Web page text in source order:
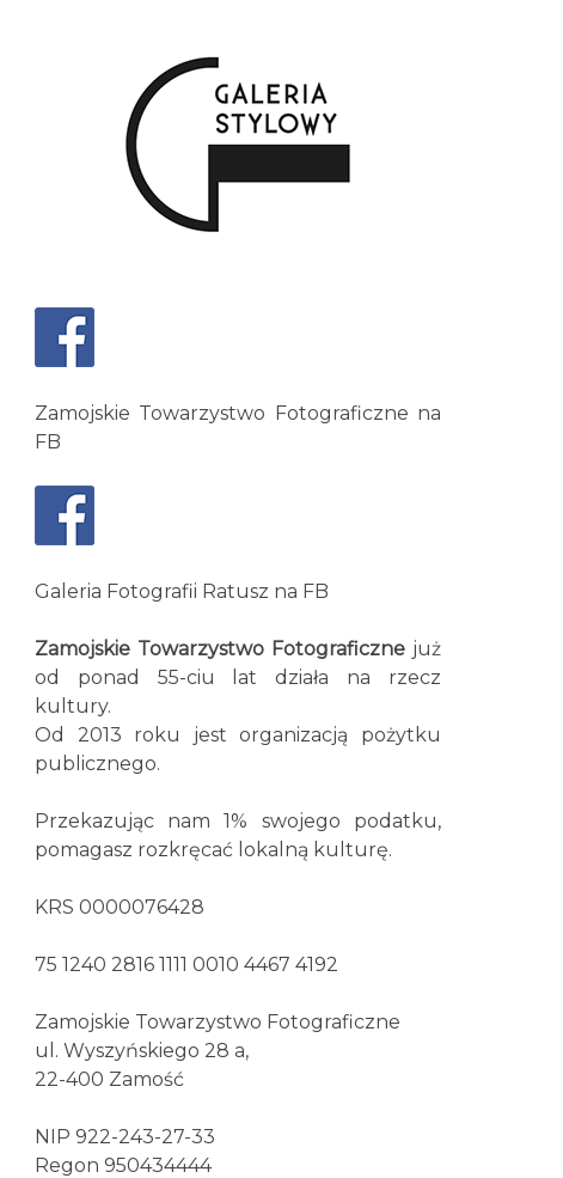
Zamojskie Towarzystwo Fotograficzne na
FB
Galeria Fotografii Ratusz na FB
Zamojskie Towarzystwo Fotograficzne już
od ponad 55-ciu lat działa na rzecz
kultury.
Od 2013 roku jest organizacją pożytku
publicznego.
Przekazując nam 1% swojego podatku,
pomagasz rozkręcać lokalną kulturę.
KRS 0000076428
75 1240 2816 1111 0010 4467 4192
Zamojskie Towarzystwo Fotograficzne
ul. Wyszyńskiego 28 a,
22-400 Zamość
NIP 922-243-27-33
Regon 950434444